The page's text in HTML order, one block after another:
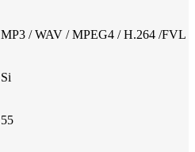
MP3 / WAV / MPEG4 / H.264 /FVL
Si
55